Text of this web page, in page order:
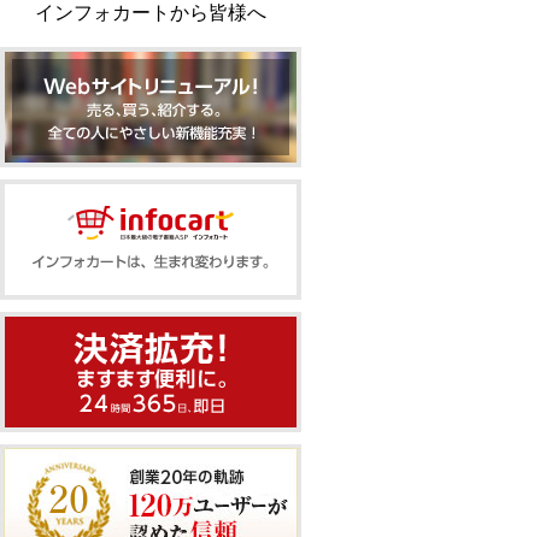
インフォカートから皆様へ